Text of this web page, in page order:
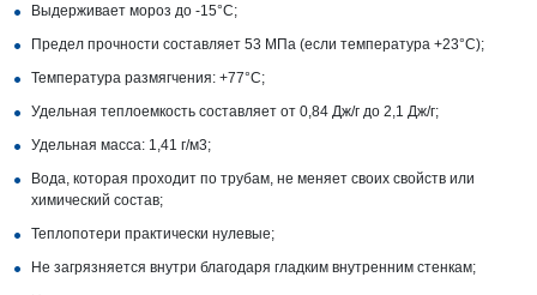
Выдерживает мороз до -15°С;
Предел прочности составляет 53 МПа (если температура +23°С);
Температура размягчения: +77°С;
Удельная теплоемкость составляет от 0,84 Дж/г до 2,1 Дж/г;
Удельная масса: 1,41 г/м3;
Вода, которая проходит по трубам, не меняет своих свойств или
химический состав;
Теплопотери практически нулевые;
Не загрязняется внутри благодаря гладким внутренним стенкам;